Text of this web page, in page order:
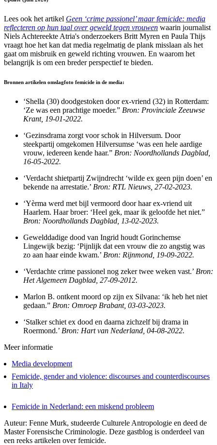
Lees ook het artikel Geen ‘crime passionel’ maar femicide: media
reflecteren op hun taal over geweld tegen vrouwen waarin journalist
Niels Achtereekte Atria's onderzoekers Britt Myren en Paula Thijs
vraagt hoe het kan dat media regelmatig de plank misslaan als het
gaat om misbruik en geweld richting vrouwen. En waarom het
belangrijk is om een breder perspectief te bieden.
Bronnen artikelen omslagfoto femicide in de media:
‘Shella (30) doodgestoken door ex-vriend (32) in Rotterdam:
‘Ze was een prachtige moeder.” Bron: Provinciale Zeeuwse
Krant, 19-01-2022.
‘Gezinsdrama zorgt voor schok in Hilversum. Door
steekpartij omgekomen Hilversumse ‘was een hele aardige
vrouw, iedereen kende haar.” Bron: Noordhollands Dagblad,
16-05-2022.
‘Verdacht shietpartij Zwijndrecht ‘wilde ex geen pijn doen’ en
bekende na arrestatie.’ Bron: RTL Nieuws, 27-02-2023.
‘Yèrma werd met bijl vermoord door haar ex-vriend uit
Haarlem. Haar broer: ‘Heel gek, maar ik geloofde het niet.”
Bron: Noordhollands Dagblad, 13-02-2023.
Gewelddadige dood van Ingrid houdt Gorinchemse
Lingewijk bezig: ‘Pijnlijk dat een vrouw die zo angstig was
zo aan haar einde kwam.’ Bron: Rijnmond, 19-09-2022.
‘Verdachte crime passionel nog zeker twee weken vast.’ Bron:
Het Algemeen Dagblad, 27-09-2012.
Marlon B. ontkent moord op zijn ex Silvana: ‘ik heb het niet
gedaan.” Bron: Omroep Brabant, 03-03-2023.
‘Stalker schiet ex dood en daarna zichzelf bij drama in
Roermond.’ Bron: Hart van Nederland, 04-08-2022.
Meer informatie
Media development
Femicide, gender and violence: discourses and counterdiscourses
in Italy
Femicide in Nederland: een miskend probleem
Auteur: Fenne Murk, studeerde Culturele Antropologie en deed de
Master Forensische Criminologie. Deze gastblog is onderdeel van
een reeks artikelen over femicide.